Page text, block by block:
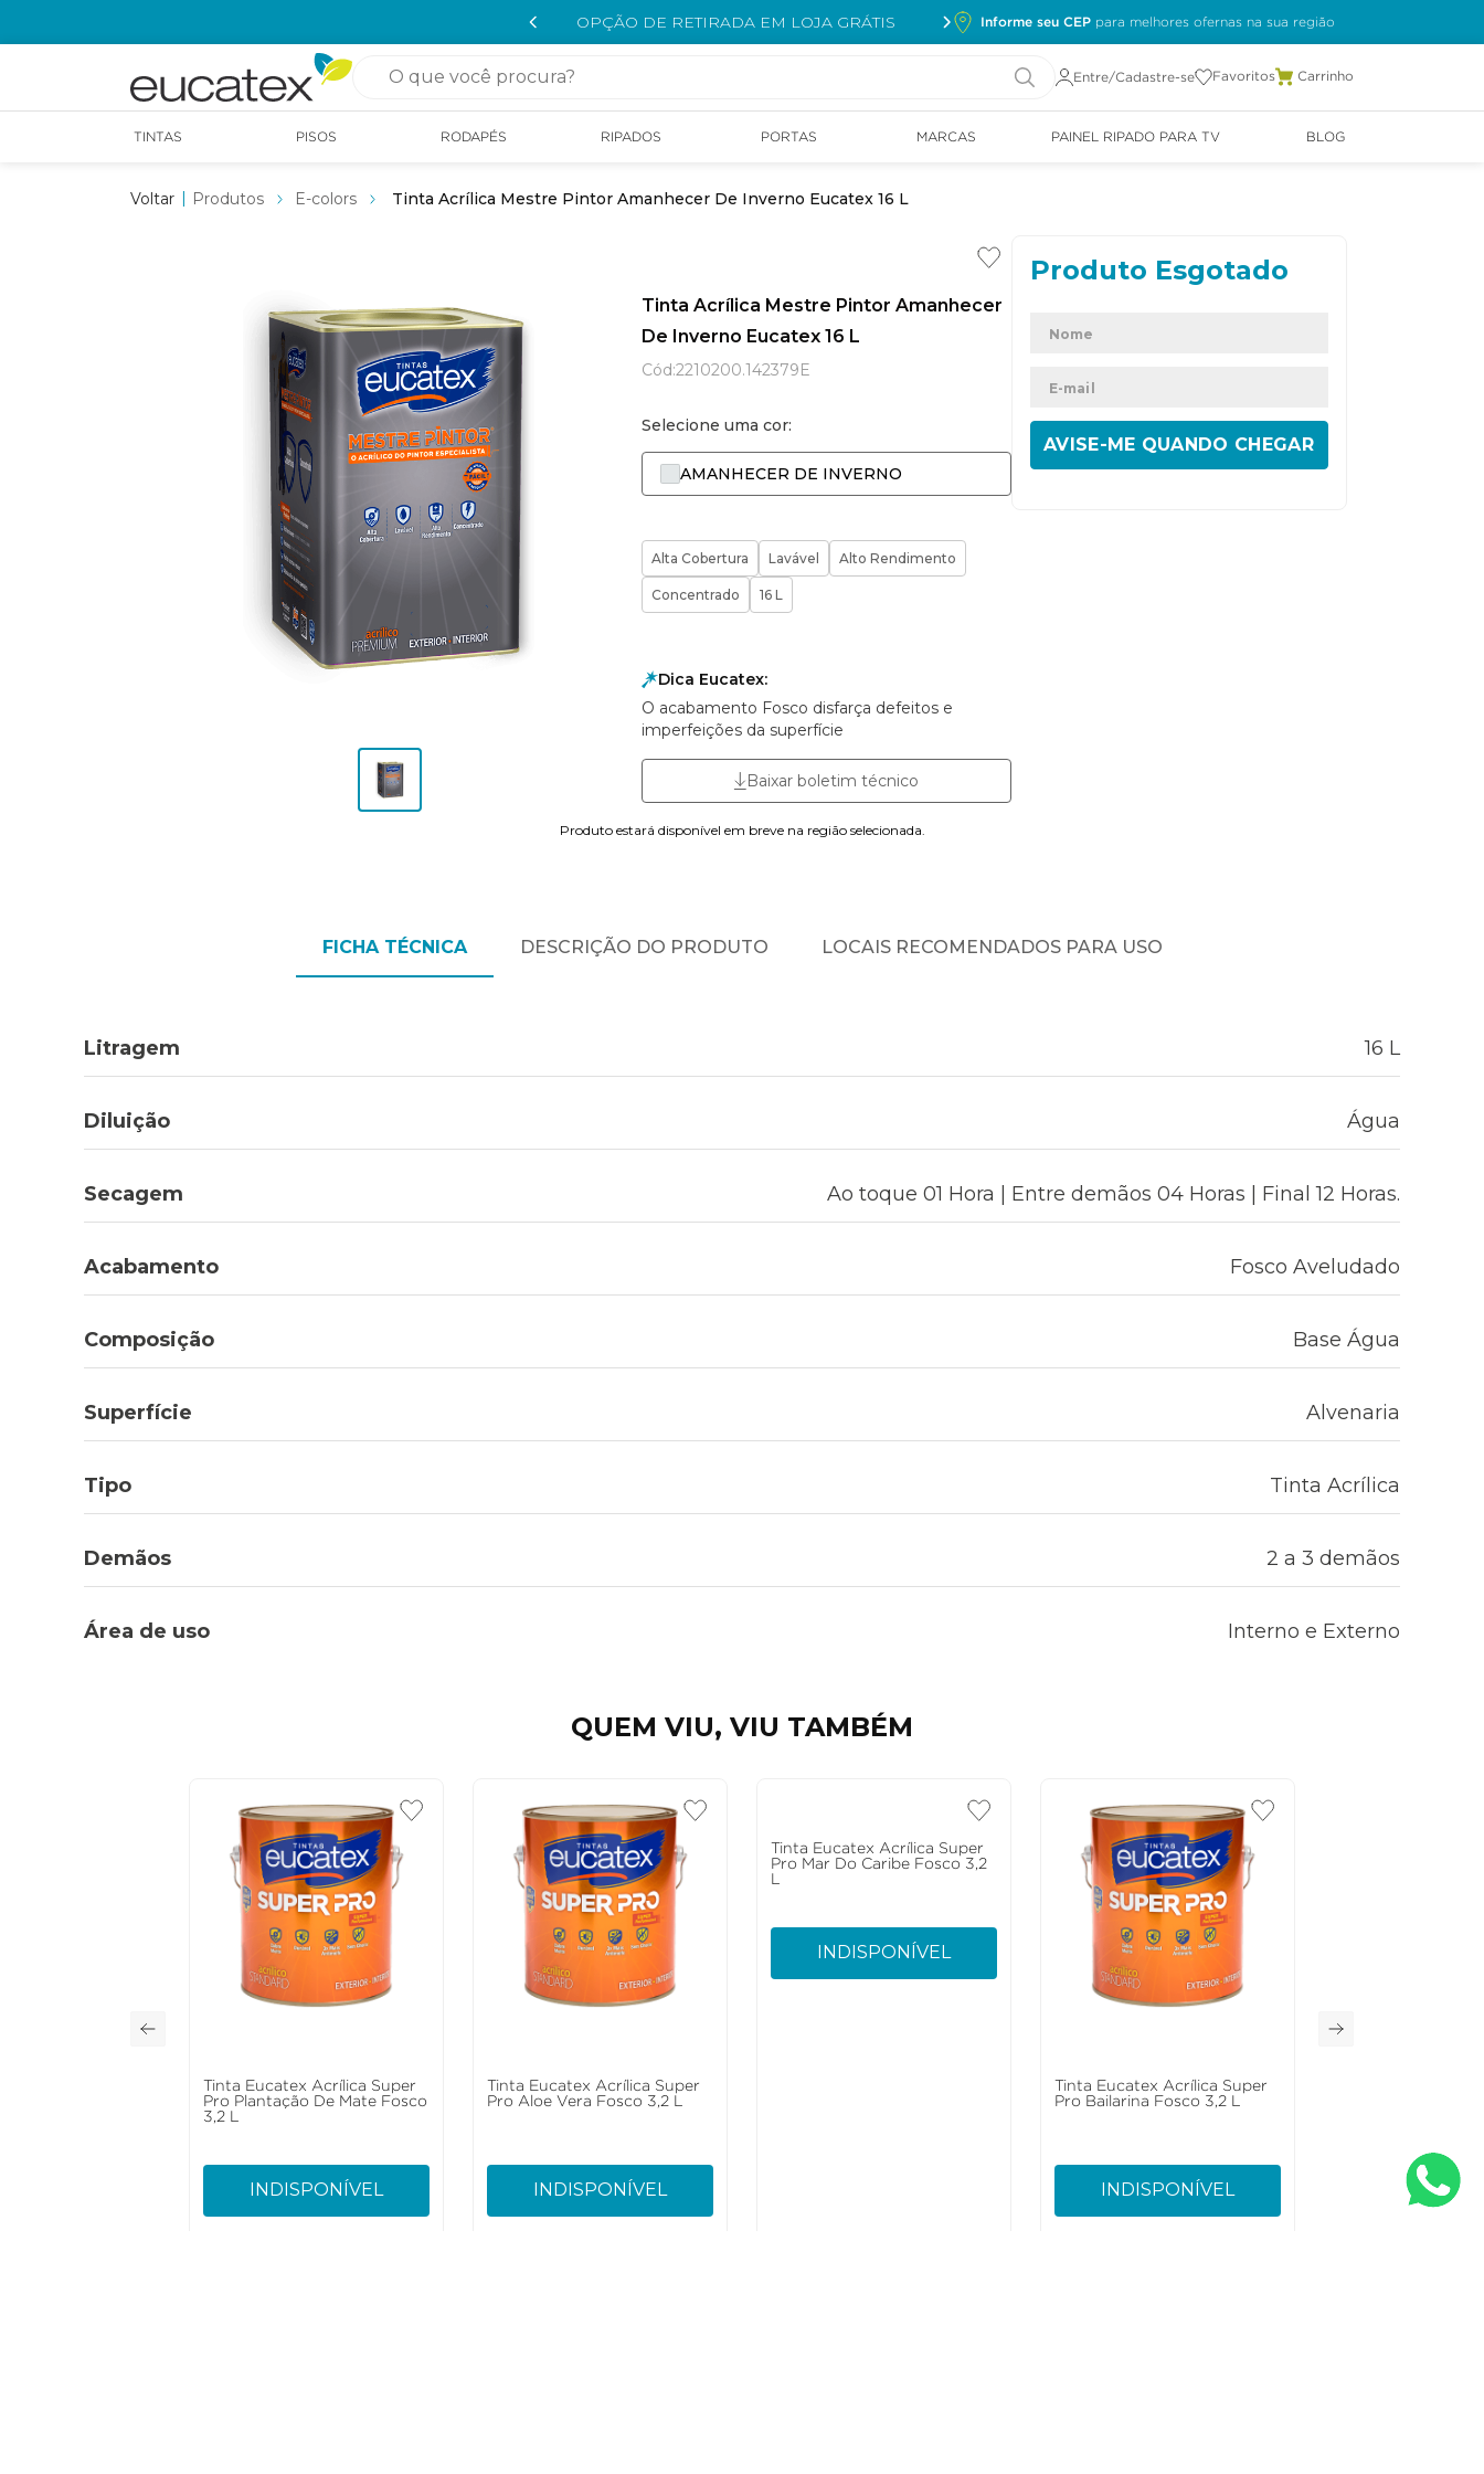
OPÇÃO DE RETIRADA EM LOJA GRÁTIS Informe seu CEP
O que você procura?
Entre/Cadastre-se Favoritos
TINTAS PISOS RODAPÉS RIPADOS PORTAS MARCAS PAINEL RIPADO PARA TV BLOG
Produtos E-colors Tinta Acrílica Mestre Pintor Amanhecer De Inverno Eucatex 16 L
Tinta Acrílica Mestre Pintor Amanhecer
De Inverno Eucatex 16 L
Cód:2210200.142379E
Selecione uma cor:
AMANHECER DE INVERNO
Alta Cobertura Lavável Alto Rendimento
Concentrado 16 L
Dica Eucatex:
O acabamento Fosco disfarça defeitos e
imperfeições da superfície
Baixar boletim técnico
ENVIAR
Produto estará disponível em breve na região selecionada.
FICHA TÉCNICA DESCRIÇÃO DO PRODUTO LOCAIS RECOMENDADOS PARA USO
Litragem 16 L
Diluição Água
Secagem Ao toque 01 Hora | Entre demãos 04 Horas | Final 12 Horas.
Acabamento Fosco Aveludado
Composição Base Água
Superfície Alvenaria
Tipo Tinta Acrílica
Demãos 2 a 3 demãos
Área de uso Interno e Externo
QUEM VIU, VIU TAMBÉM
Tinta Eucatex Acrílica Super
Pro Plantação De Mate Fosco
3,2 L
INDISPONÍVEL
Tinta Eucatex Acrílica Super
Pro Aloe Vera Fosco 3,2 L
INDISPONÍVEL
Tinta Eucatex Acrílica Super
Pro Bailarina Fosco 3,2 L
INDISPONÍVEL